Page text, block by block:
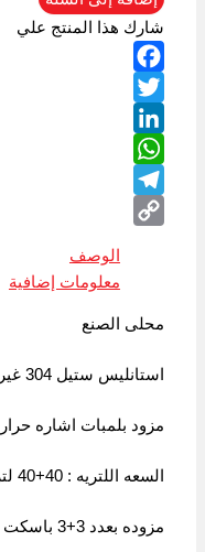
شارك هذا المنتج علي
Facebook
Twitter
LinkedIn
WhatsApp
Telegram
الوصف
معلومات إضافية
محلى الصنع
استانليس ستيل 304 غير قابل للصدأ
مزود بلمبات اشاره
السعه اللتريه : 40+40 لتر
مزوده بعدد 3+3 باسكت